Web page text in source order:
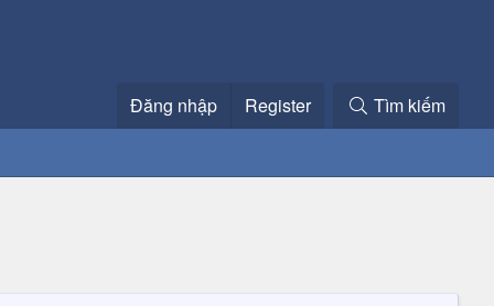
Đăng nhập Register Tìm kiếm